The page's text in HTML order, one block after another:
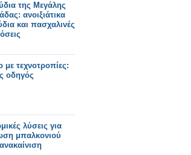
της Μεγάλης
ανοιξιάτικα
και πασχαλινές
με τεχνοτροπίες:
οδηγός
λύσεις για
μπαλκονιού